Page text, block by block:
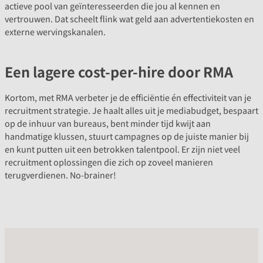
actieve pool van geïnteresseerden die jou al kennen en
vertrouwen. Dat scheelt flink wat geld aan advertentiekosten en
externe wervingskanalen.
Een lagere cost-per-hire door RMA
Kortom, met RMA verbeter je de efficiëntie én effectiviteit van je
recruitment strategie. Je haalt alles uit je mediabudget, bespaart
op de inhuur van bureaus, bent minder tijd kwijt aan
handmatige klussen, stuurt campagnes op de juiste manier bij
en kunt putten uit een betrokken talentpool. Er zijn niet veel
recruitment oplossingen die zich op zoveel manieren
terugverdienen. No-brainer!